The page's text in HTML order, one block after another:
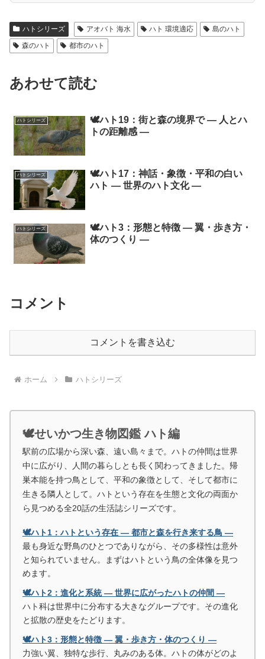
ハトシリーズ アオバト 海水 ハト 環境適応
島のハト
森のハト
都市のハト
あわせて読む
ハトシリーズ
🕊️ハト19：街と森の境界で ― 人とハ
トの距離感 ―
ハトシリーズ
🕊️ハト17：神話・象徴・平和の白い
ハト ― 世界のハト文化 ―
ハトシリーズ
🕊️ハト3：形態と特徴 ― 翼・歩き方・
体のつくり ―
コメント
コメントを書き込む
ホーム ハトシリーズ
🕊️せいかつ生き物図鑑 ハト編
駅前の広場から深い森、遠い島々まで。ハトの仲間は世界
中に広がり、人間の暮らしとも長く関わってきました。帰
巣本能を持つ鳥として、平和の象徴として、そして都市に
生きる隣人として。ハトという存在を生態と文化の両面か
ら見つめる全20話の生活誌シリーズです。
🕊️ハト1：ハトという存在 ― 都市と森を行き来する鳥 ―
最も身近な野鳥のひとつでありながら、その多様性は意外
と知られていません。まずはハトという鳥の全体像を見つ
めます。
🕊️ハト2：進化と系統 ― 世界に広がったハトの仲間 ―
ハト科は世界中に分布する大きなグループです。その進化
と拡散の歴史をたどります。
🕊️ハト3：形態と特徴 ― 翼・歩き方・体のつくり ―
力強い翼、独特な歩行、丸みのある体。ハトの体がどのよ